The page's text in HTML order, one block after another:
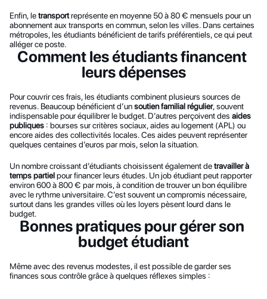
Enfin, le transport représente en moyenne 50 à 80 € mensuels pour un
abonnement aux transports en commun, selon les villes. Dans certaines
métropoles, les étudiants bénéficient de tarifs préférentiels, ce qui peut
alléger ce poste.
Comment les étudiants financent
leurs dépenses
Pour couvrir ces frais, les étudiants combinent plusieurs sources de
revenus. Beaucoup bénéficient d’un soutien familial régulier, souvent
indispensable pour équilibrer le budget. D’autres perçoivent des aides
publiques : bourses sur critères sociaux, aides au logement (APL) ou
encore aides des collectivités locales. Ces aides peuvent représenter
quelques centaines d’euros par mois, selon la situation.
Un nombre croissant d’étudiants choisissent également de travailler à
temps partiel pour financer leurs études. Un job étudiant peut rapporter
environ 600 à 800 € par mois, à condition de trouver un bon équilibre
avec le rythme universitaire. C’est souvent un compromis nécessaire,
surtout dans les grandes villes où les loyers pèsent lourd dans le
budget.
Bonnes pratiques pour gérer son
budget étudiant
Même avec des revenus modestes, il est possible de garder ses
finances sous contrôle grâce à quelques réflexes simples :